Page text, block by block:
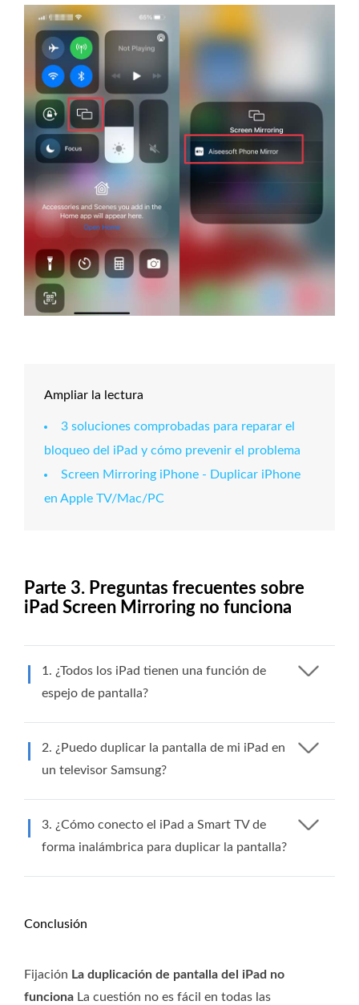
Ampliar la lectura
3 soluciones comprobadas para reparar el
bloqueo del iPad y cómo prevenir el problema
Screen Mirroring iPhone - Duplicar iPhone
en Apple TV/Mac/PC
Parte 3. Preguntas frecuentes sobre
iPad Screen Mirroring no funciona
1. ¿Todos los iPad tienen una función de
espejo de pantalla?
2. ¿Puedo duplicar la pantalla de mi iPad en
un televisor Samsung?
3. ¿Cómo conecto el iPad a Smart TV de
forma inalámbrica para duplicar la pantalla?
Conclusión
Fijación La duplicación de pantalla del iPad no
funciona La cuestión no es fácil en todas las